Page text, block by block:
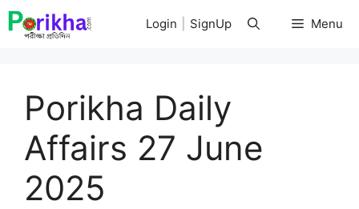
Skip
to
Menu
Login SignUp
Porikha Daily
Affairs 27 June
2025